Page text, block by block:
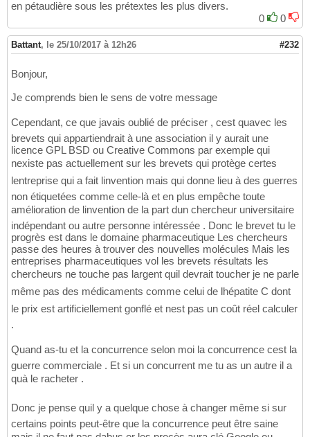
en pétaudière sous les prétextes les plus divers.
0
0
Battant, le 25/10/2017 à 12h26 #232
Bonjour,
Je comprends bien le sens de votre message
Cependant, ce que javais oublié de préciser , cest quavec les
brevets qui appartiendrait à une association il y aurait une
licence GPL BSD ou Creative Commons par exemple qui
nexiste pas actuellement sur les brevets qui protège certes
lentreprise qui a fait linvention mais qui donne lieu à des guerres
non étiquetées comme celle-là et en plus empêche toute
amélioration de linvention de la part dun chercheur universitaire
indépendant ou autre personne intéressée . Donc le brevet tu le
progrès est dans le domaine pharmaceutique Les chercheurs
passe des heures à trouver des nouvelles molécules Mais les
entreprises pharmaceutiques vol les brevets résultats les
chercheurs ne touche pas largent quil devrait toucher je ne parle
même pas des médicaments comme celui de lhépatite C dont
le prix est artificiellement gonflé et nest pas un coût réel calculer
.
Quand as-tu et la concurrence selon moi la concurrence cest la
guerre commerciale . Et si un concurrent me tu as un autre il a
quà le racheter .
Donc je pense quil y a quelque chose à changer même si sur
certains points peut-être que la concurrence peut être saine